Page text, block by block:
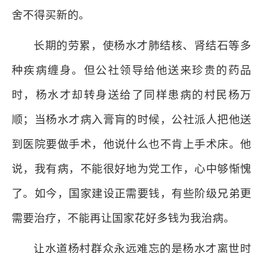
舍不得买新的。
长期的劳累，使杨水才肺结核、肾结石等多
种疾病缠身。但公社领导给他送来珍贵的药品
时，杨水才却转身送给了同样患病的村民杨万
顺；当杨水才病入膏肓的时候，公社派人把他送
到医院要做手术，他说什么也不肯上手术床。他
说，我有病，不能很好地为党工作，心中够惭愧
了。如今，国家建设正需要钱，有些阶级兄弟更
需要治疗，不能再让国家花好多钱为我治病。
让水道杨村群众永远难忘的是杨水才离世时